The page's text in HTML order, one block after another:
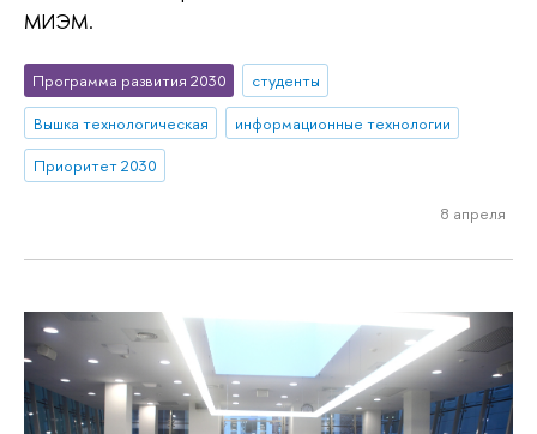
МИЭМ.
Программа развития 2030
студенты
Вышка технологическая
информационные технологии
Приоритет 2030
8 апреля